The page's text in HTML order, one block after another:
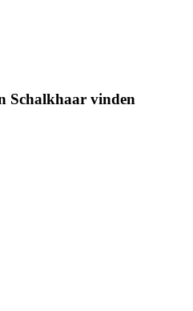
Schalkhaar vinden